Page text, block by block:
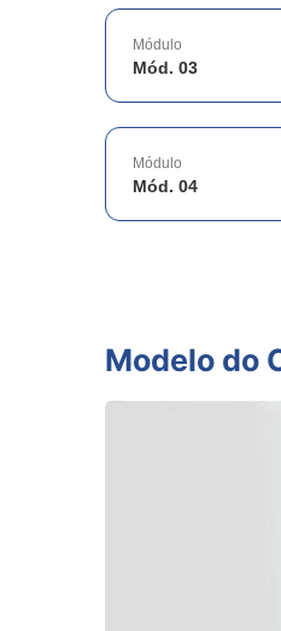
Módulo
Mód. 03
Módulo
Mód. 04
Modelo do